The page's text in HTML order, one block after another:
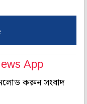
App
করুন সংবাদ